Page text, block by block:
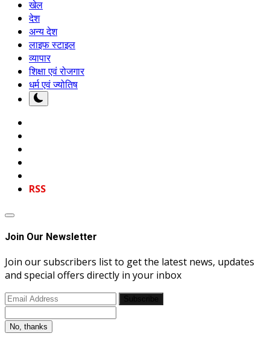
खेल
देश
अन्य देश
लाइफ स्टाइल
व्यापार
शिक्षा एवं रोजगार
धर्म एवं ज्योतिष
RSS
Join Our Newsletter
Join our subscribers list to get the latest news, updates
and special offers directly in your inbox
No, thanks